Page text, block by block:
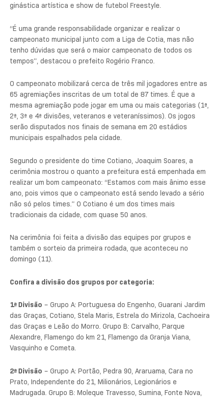
ginástica artística e show de futebol Freestyle.
“É uma grande responsabilidade organizar e realizar o
campeonato municipal junto com a Liga de Cotia, mas não
tenho dúvidas que será o maior campeonato de todos os
tempos”, destacou o prefeito Rogério Franco.
O campeonato mobilizará cerca de três mil jogadores entre as
65 agremiações inscritas de um total de 87 times. É que a
mesma agremiação pode jogar em uma ou mais categorias (1ª,
2ª, 3ª e 4ª divisões, veteranos e veteraníssimos). Os jogos
serão disputados nos finais de semana em 20 estádios
municipais espalhados pela cidade.
Segundo o presidente do time Cotiano, Joaquim Soares, a
cerimônia mostrou o quanto a prefeitura está empenhada em
realizar um bom campeonato: “Estamos com mais ânimo esse
ano, pois vimos que o campeonato está sendo levado a sério
não só pelos times.” O Cotiano é um dos times mais
tradicionais da cidade, com quase 50 anos.
Na cerimônia foi feita a divisão das equipes por grupos e
também o sorteio da primeira rodada, que aconteceu no
domingo (11).
Confira a divisão dos grupos por categoria:
1ª Divisão – Grupo A: Portuguesa do Engenho, Guarani Jardim
das Graças, Cotiano, Stela Maris, Estrela do Mirizola, Cachoeira
das Graças e Leão do Morro. Grupo B: Carvalho, Parque
Alexandre, Flamengo do km 21, Flamengo da Granja Viana,
Vasquinho e Cometa.
2ª Divisão – Grupo A: Portão, Pedra 90, Araruama, Cara no
Prato, Independente do 21, Milionários, Legionários e
Madrugada. Grupo B: Moleque Travesso, Sumina, Fonte Nova,